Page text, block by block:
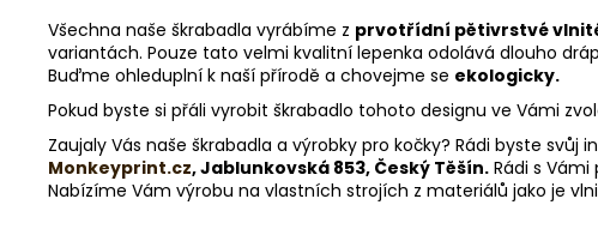
Všechna naše škrabadla vyrábíme z prvotřídní pětivrstvé
variantách. Pouze tato velmi kvalitní lepenka odolává dlouho
Buďme ohleduplní k naší přírodě a chovejme se ekologicky.
Pokud byste si přáli vyrobit škrabadlo tohoto designu ve Vámi
Zaujaly Vás naše škrabadla a výrobky pro kočky? Rádi byste
Monkeyprint.cz, Jablunkovská 853, Český Těšín. Rádi s
Nabízíme Vám výrobu na vlastních strojích z materiálů jako je